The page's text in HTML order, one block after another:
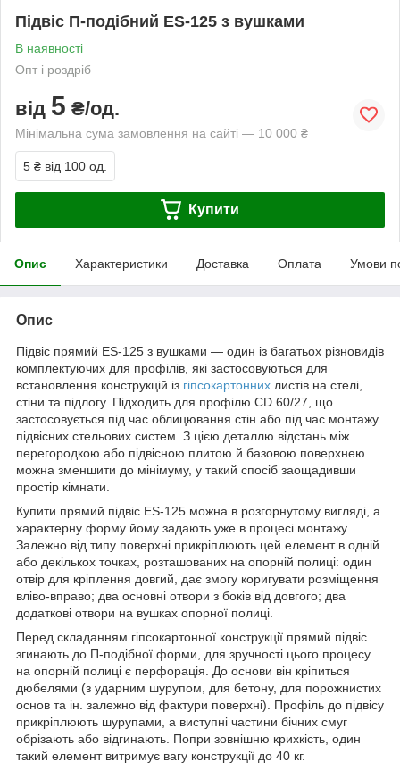
Підвіс П-подібний ES-125 з вушками
В наявності
Опт і роздріб
від 5 ₴/од.
Мінімальна сума замовлення на сайті — 10 000 ₴
5 ₴ від 100 од.
Купити
Опис Характеристики Доставка Оплата Умови
Опис
Підвіс прямий ES-125 з вушками — один із багатьох різновидів
комплектуючих для профілів, які застосовуються для
встановлення конструкцій із гіпсокартонних листів на стелі,
стіни та підлогу. Підходить для профілю CD 60/27, що
застосовується під час облицювання стін або під час монтажу
підвісних стельових систем. З цією деталлю відстань між
перегородкою або підвісною плитою й базовою поверхнею
можна зменшити до мінімуму, у такий спосіб заощадивши
простір кімнати.
Купити прямий підвіс ES-125 можна в розгорнутому вигляді, а
характерну форму йому задають уже в процесі монтажу.
Залежно від типу поверхні прикріплюють цей елемент в одній
або декількох точках, розташованих на опорній полиці: один
отвір для кріплення довгий, дає змогу коригувати розміщення
вліво-вправо; два основні отвори з боків від довгого; два
додаткові отвори на вушках опорної полиці.
Перед складанням гіпсокартонної конструкції прямий підвіс
згинають до П-подібної форми, для зручності цього процесу
на опорній полиці є перфорація. До основи він кріпиться
дюбелями (з ударним шурупом, для бетону, для порожнистих
основ та ін. залежно від фактури поверхні). Профіль до підвісу
прикріплюють шурупами, а виступні частини бічних смуг
обрізають або відгинають. Попри зовнішню крихкість, один
такий елемент витримує вагу конструкції до 40 кг.